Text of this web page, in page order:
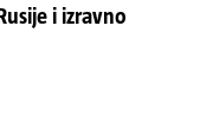
i izravno